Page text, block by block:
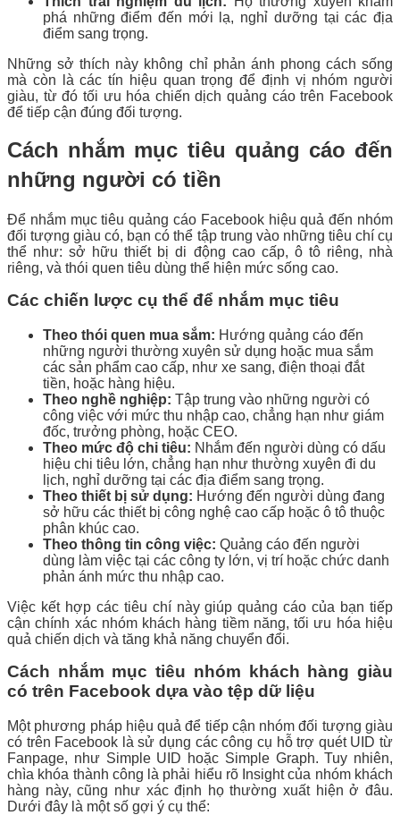
phá những điểm đến mới lạ, nghỉ dưỡng tại các địa
điểm sang trọng.
Những sở thích này không chỉ phản ánh phong cách sống
mà còn là các tín hiệu quan trọng để định vị nhóm người
giàu, từ đó tối ưu hóa chiến dịch quảng cáo trên Facebook
để tiếp cận đúng đối tượng.
Cách nhắm mục tiêu quảng cáo đến
những người có tiền
Để nhắm mục tiêu quảng cáo Facebook hiệu quả đến nhóm
đối tượng giàu có, bạn có thể tập trung vào những tiêu chí cụ
thể như: sở hữu thiết bị di động cao cấp, ô tô riêng, nhà
riêng, và thói quen tiêu dùng thể hiện mức sống cao.
Các chiến lược cụ thể để nhắm mục tiêu
Theo thói quen mua sắm: Hướng quảng cáo đến
những người thường xuyên sử dụng hoặc mua sắm
các sản phẩm cao cấp, như xe sang, điện thoại đắt
tiền, hoặc hàng hiệu.
Theo nghề nghiệp: Tập trung vào những người có
công việc với mức thu nhập cao, chẳng hạn như giám
đốc, trưởng phòng, hoặc CEO.
Theo mức độ chi tiêu: Nhắm đến người dùng có dấu
hiệu chi tiêu lớn, chẳng hạn như thường xuyên đi du
lịch, nghỉ dưỡng tại các địa điểm sang trọng.
Theo thiết bị sử dụng: Hướng đến người dùng đang
sở hữu các thiết bị công nghệ cao cấp hoặc ô tô thuộc
phân khúc cao.
Theo thông tin công việc: Quảng cáo đến người
dùng làm việc tại các công ty lớn, vị trí hoặc chức danh
phản ánh mức thu nhập cao.
Việc kết hợp các tiêu chí này giúp quảng cáo của bạn tiếp
cận chính xác nhóm khách hàng tiềm năng, tối ưu hóa hiệu
quả chiến dịch và tăng khả năng chuyển đổi.
Cách nhắm mục tiêu nhóm khách hàng giàu
có trên Facebook dựa vào tệp dữ liệu
Một phương pháp hiệu quả để tiếp cận nhóm đối tượng giàu
có trên Facebook là sử dụng các công cụ hỗ trợ quét UID từ
Fanpage, như Simple UID hoặc Simple Graph. Tuy nhiên,
chìa khóa thành công là phải hiểu rõ Insight của nhóm khách
hàng này, cũng như xác định họ thường xuất hiện ở đâu.
Dưới đây là một số gợi ý cụ thể: